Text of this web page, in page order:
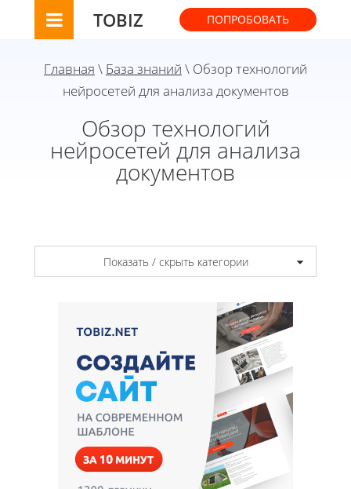
TOBIZ ПОПРОБОВАТЬ
Главная \ База знаний \ Обзор технологий
нейросетей для анализа документов
Обзор технологий
нейросетей для анализа
документов
Показать / скрыть категории